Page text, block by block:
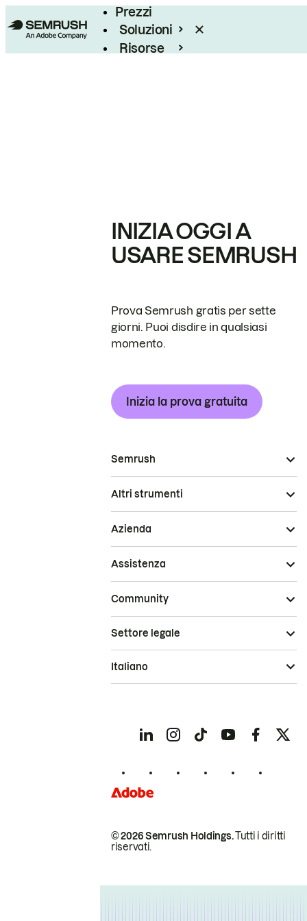
Prezzi
Soluzioni
Risorse
INIZIA OGGI A
USARE SEMRUSH
Prova Semrush gratis per sette
giorni. Puoi disdire in qualsiasi
momento.
Inizia la prova gratuita
Semrush
Altri strumenti
Azienda
Assistenza
Community
© 2026 Semrush Holdings.Tutti i diritti
riservati.
Settore legale
Italiano